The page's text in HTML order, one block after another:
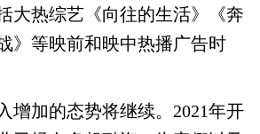
大热综艺《向往的生活》《奔
》等映前和映中热播广告时
加的态势将继续。2021年开